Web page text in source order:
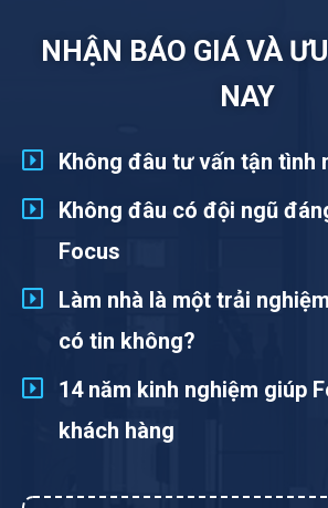
NHẬN BÁO GIÁ VÀ
NAY
Không đâu tư vấn tận tình
Không đâu có đội ngũ
Focus
Làm nhà là một trải
có tin không?
14 năm kinh nghiệm giúp
khách hàng